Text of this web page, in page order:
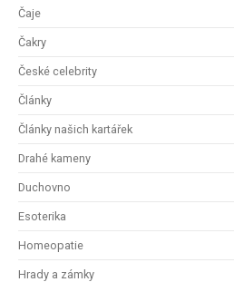
Čaje
Čakry
České celebrity
Články
Články našich kartářek
Drahé kameny
Duchovno
Esoterika
Homeopatie
Hrady a zámky